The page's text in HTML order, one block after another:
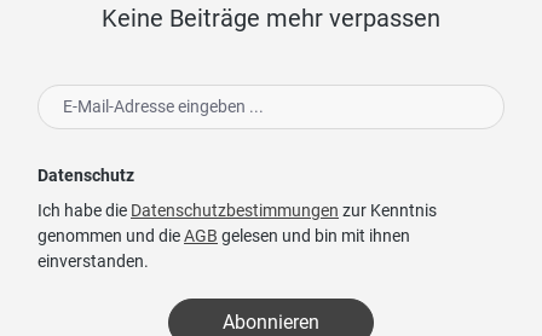
Keine Beiträge mehr verpassen
Datenschutz
Ich habe die Datenschutzbestimmungen zur Kenntnis
genommen und dieAGB gelesen und bin mit ihnen
einverstanden.
Abonnieren